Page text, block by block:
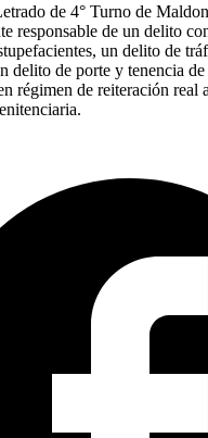
de 4° Turno de
responsable de un delito
un delito de
delito de porte y tenencia de
régimen de reiteración real